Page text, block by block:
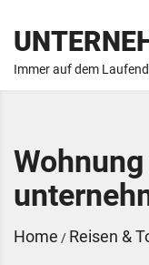
Immer auf dem
Home / Reisen &